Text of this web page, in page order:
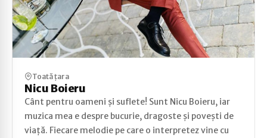
Toată țara
Nicu Boieru
Cânt pentru oameni și suflete! Sunt Nicu Boieru, iar
muzica mea e despre bucurie, dragoste și povești de
viață. Fiecare melodie pe care o interpretez vine cu